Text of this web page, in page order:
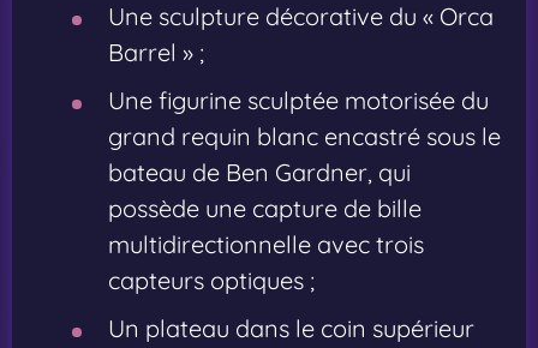
Une sculpture décorative du « Orca
Barrel » ;
Une figurine sculptée motorisée du
grand requin blanc encastré sous le
bateau de Ben Gardner, qui
possède une capture de bille
multidirectionnelle avec trois
capteurs optiques ;
Un plateau dans le coin supérieur